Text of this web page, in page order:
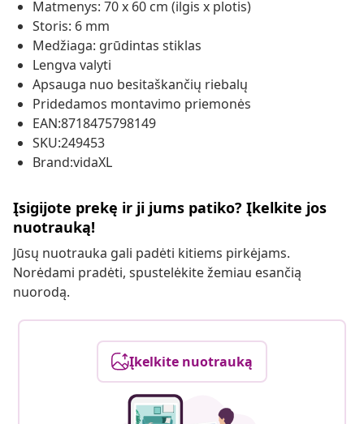
Matmenys: 70 x 60 cm (ilgis x plotis)
Storis: 6 mm
Medžiaga: grūdintas stiklas
Lengva valyti
Apsauga nuo besitaškančių riebalų
Pridedamos montavimo priemonės
EAN:8718475798149
SKU:249453
Brand:vidaXL
Įsigijote prekę ir ji jums patiko? Įkelkite jos
nuotrauką!
Jūsų nuotrauka gali padėti kitiems pirkėjams.
Norėdami pradėti, spustelėkite žemiau esančią
nuorodą.
Įkelkite nuotrauką